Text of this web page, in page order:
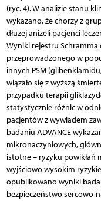
(ryc. 4). W analizie stanu
wykazano, że chorzy z
dłużej aniżeli pacjenci
Wyniki rejestru Schramma
przeprowadzonego w
innych PSM
wiązało się z wyższą
przypadku terapii
statystycznie różnic w
pacjentów z wywiadem
badaniu ADVANCE
mikronaczyniowych,
istotne – ryzyku powikłań
wyjściowo wysokim
opublikowano wyniki
bezpieczeństwo sercowo-